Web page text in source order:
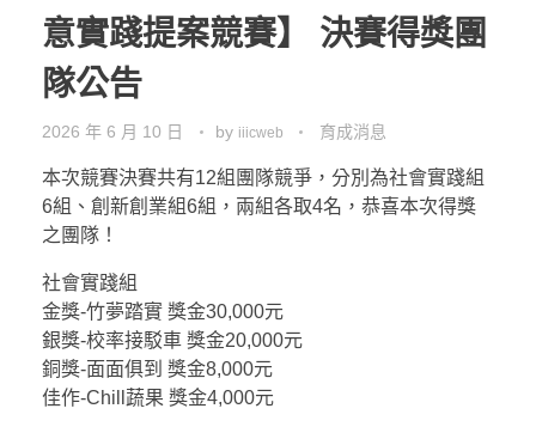
意實踐提案競賽】 決賽得獎團
隊公告
2026 年 6 月 10 日 by iiicweb 育成消息
本次競賽決賽共有12組團隊競爭，分別為社會實踐組
6組、創新創業組6組，兩組各取4名，恭喜本次得獎
之團隊！
社會實踐組
金獎-竹夢踏實 獎金30,000元
銀獎-校率接駁車 獎金20,000元
銅獎-面面俱到 獎金8,000元
佳作-Chill蔬果 獎金4,000元